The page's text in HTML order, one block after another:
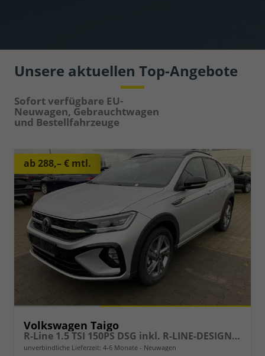
Unsere aktuellen Top-Angebote
Sofort verfügbare EU-
Neuwagen, Gebrauchtwagen
und Bestellfahrzeuge
ab 288,– € mtl.
Volkswagen Taigo
R-Line 1.5 TSI 150PS DSG inkl. R-LINE-DESIGN DACHRELING KLIMA RADIO READY2DISCOVER/BT/DAB/APP CONNECT/USB VO+HI DIG. COCKPIT IQ.DRIVE SPORTSITZE EDELSTAHLPEDALE AMBIENTE MUFU-LEDERLENKRAD PS VO/HI LED-SCHEINW. MITTELARML. VO RESERVE 17"ALU
unverbindliche Lieferzeit: 4-6 Monate Neuwagen